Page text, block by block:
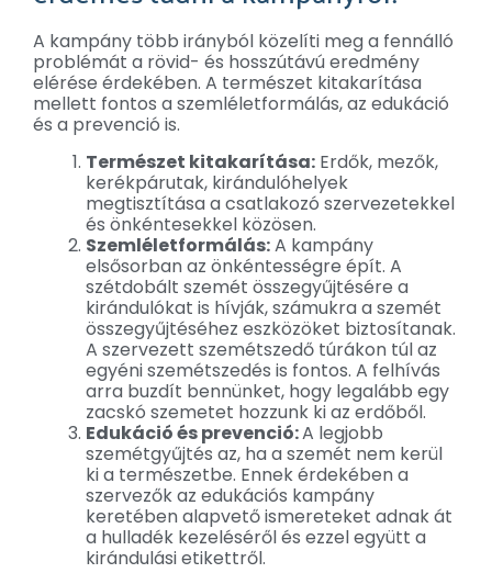
A kampány több irányból közelíti meg a fennálló
problémát a rövid- és hosszútávú eredmény
elérése érdekében. A természet kitakarítása
mellett fontos a szemléletformálás, az edukáció
és a prevenció is.
Természet kitakarítása: Erdők, mezők,
kerékpárutak, kirándulóhelyek
megtisztítása a csatlakozó szervezetekkel
és önkéntesekkel közösen.
Szemléletformálás:A kampány
elsősorban az önkéntességre épít. A
szétdobált szemét összegyűjtésére a
kirándulókat is hívják, számukra a szemét
összegyűjtéséhez eszközöket biztosítanak.
A szervezett szemétszedő túrákon túl az
egyéni szemétszedés is fontos. A felhívás
arra buzdít bennünket, hogy legalább egy
zacskó szemetet hozzunk ki az erdőből.
Edukáció és prevenció:A legjobb
szemétgyűjtés az, ha a szemét nem kerül
ki a természetbe. Ennek érdekében a
szervezők az edukációs kampány
keretében alapvető ismereteket adnak át
a hulladék kezeléséről és ezzel együtt a
kirándulási etikettről.